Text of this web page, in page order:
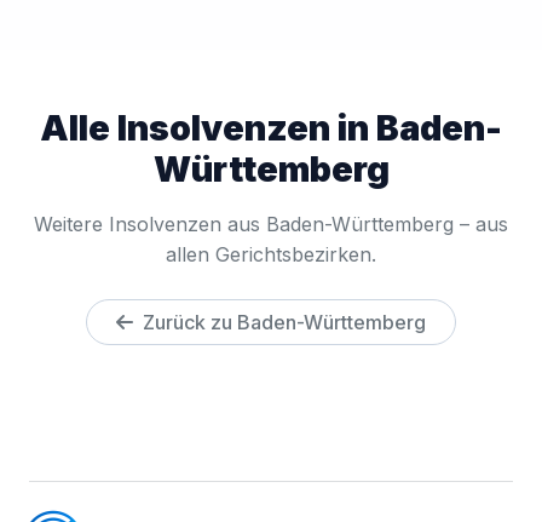
Alle Insolvenzen in Baden-
Württemberg
Weitere Insolvenzen aus Baden-Württemberg – aus
allen Gerichtsbezirken.
Zurück zu Baden-Württemberg